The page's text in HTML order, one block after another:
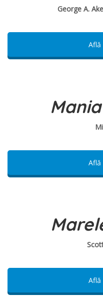
George A.
Află
Află
Află